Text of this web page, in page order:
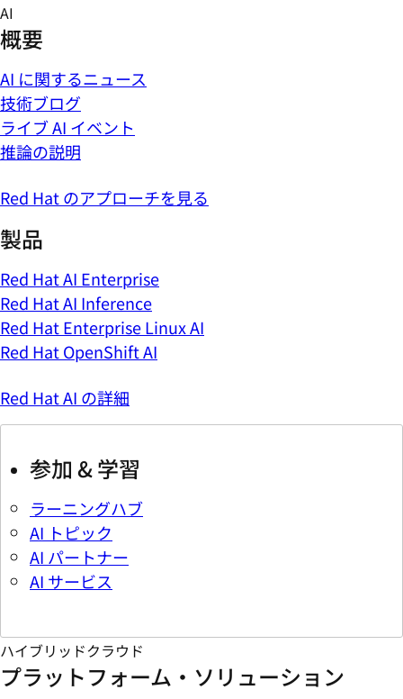
Skip
to
content
AI
概要
AI に関するニュース
技術ブログ
ライブ AI イベント
推論の説明
Red Hat のアプローチを見る
製品
Red Hat AI Enterprise
Red Hat AI Inference
Red Hat Enterprise Linux AI
Red Hat OpenShift AI
Red Hat AI の詳細
参加 & 学習
ラーニングハブ
AI トピック
AI パートナー
AI サービス
ハイブリッドクラウド
プラットフォーム・ソリューション